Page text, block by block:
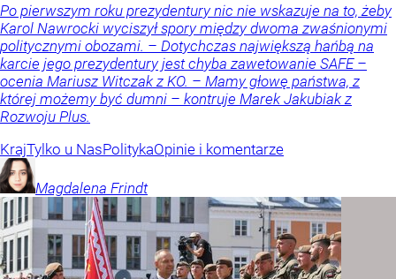
Po pierwszym roku prezydentury nic nie wskazuje na to, żeby
Karol Nawrocki wyciszył spory między dwoma zwaśnionymi
politycznymi obozami. – Dotychczas największą hańbą na
karcie jego prezydentury jest chyba zawetowanie SAFE –
ocenia Mariusz Witczak z KO. – Mamy głowę państwa, z
której możemy być dumni – kontruje Marek Jakubiak z
Rozwoju Plus.
KrajTylko u NasPolitykaOpinie i komentarze
Magdalena Frindt